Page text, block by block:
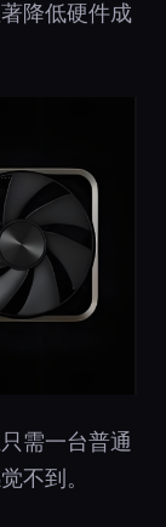
降低硬件成
需一台普通
不到。